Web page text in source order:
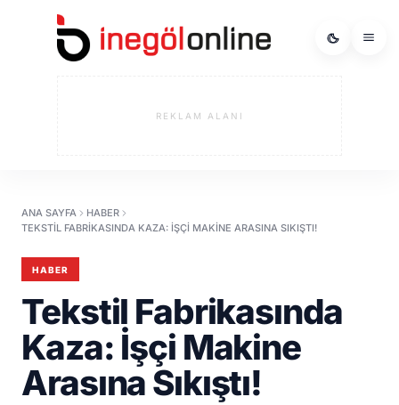
REKLAM ALANI
ANA SAYFA
HABER
TEKSTIL FABRIKASINDA KAZA: İŞÇI MAKINE ARASINA SIKIŞTI!
HABER
Tekstil Fabrikasında
Kaza: İşçi Makine
Arasına Sıkıştı!